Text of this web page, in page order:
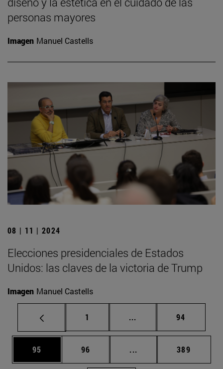
personas mayores
Imagen Manuel Castells
08 | 11 | 2024
Elecciones presidenciales de Estados
Unidos: las claves de la victoria de Trump
Imagen Manuel Castells
Página
1 ... Páginas intermedias
Página
94
Página
95 Página
96 ... Páginas intermedias
Página
389